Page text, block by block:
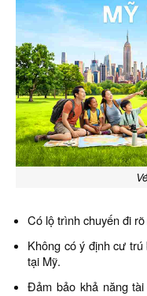
Có lộ trình chuyến đi
Không có ý định cư
tại Mỹ.
Đảm bảo khả năng